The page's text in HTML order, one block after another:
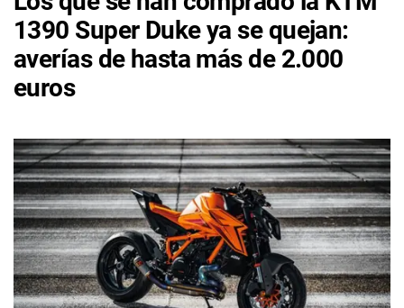
1390 Super Duke ya se quejan:
averías de hasta más de 2.000
euros